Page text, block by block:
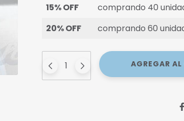
15% OFF
comprando 40
20% OFF
comprando 60